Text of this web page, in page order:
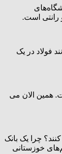
رانتی است.
فولاد در یک
همین الان می
چرا یک بانک
خوزستانی